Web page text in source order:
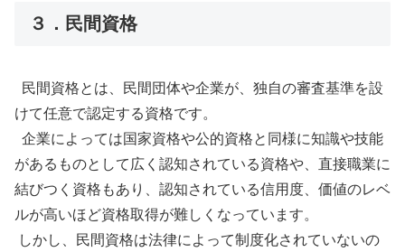
３．民間資格
民間資格とは、民間団体や企業が、独自の審査基準を設
けて任意で認定する資格です。
企業によっては国家資格や公的資格と同様に知識や技能
があるものとして広く認知されている資格や、直接職業に
結びつく資格もあり、認知されている信用度、価値のレベ
ルが高いほど資格取得が難しくなっています。
しかし、民間資格は法律によって制度化されていないの